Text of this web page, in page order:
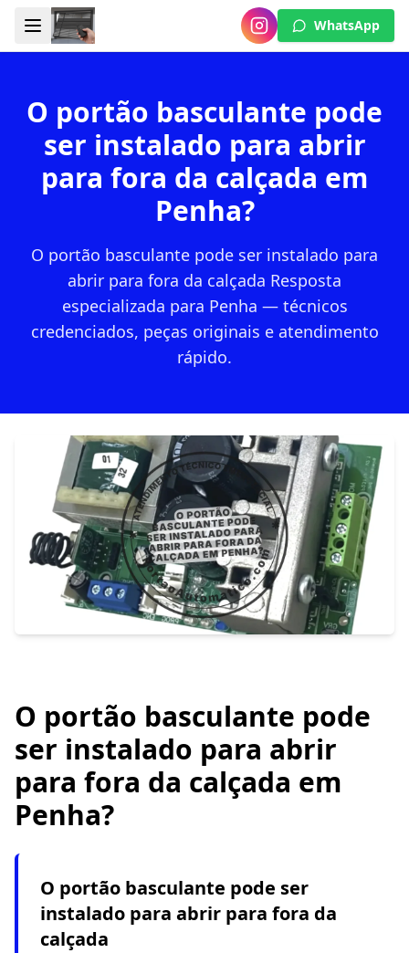
WhatsApp
O portão basculante pode
ser instalado para abrir
para fora da calçada em
Penha?
O portão basculante pode ser instalado para
abrir para fora da calçada Resposta
especializada para Penha — técnicos
credenciados, peças originais e atendimento
rápido.
O portão basculante pode
ser instalado para abrir
para fora da calçada em
Penha?
O portão basculante pode ser
instalado para abrir para fora da
calçada